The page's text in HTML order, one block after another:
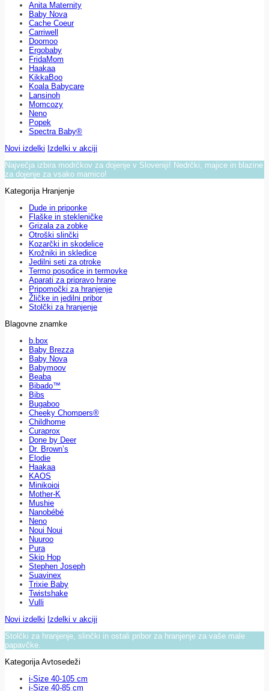
Anita Maternity
Baby Nova
Cache Coeur
Carriwell
Doomoo
Ergobaby
FridaMom
Haakaa
KikkaBoo
Koala Babycare
Lansinoh
Momcozy
Neno
Popek
Spectra Baby®
Novi izdelki Izdelki v akciji
Največja izbira modrčkov za dojenje v Sloveniji! Nedrčki, majice in blazine
za dojenje za vsako mamico!
Kategorija Hranjenje
Dude in priponke
Flaške in stekleničke
Grizala za zobke
Otroški slinčki
Kozarčki in skodelice
Krožniki in skledice
Jedilni seti za otroke
Termo posodice in termovke
Aparati za pripravo hrane
Pripomočki za hranjenje
Žličke in jedilni pribor
Stolčki za hranjenje
Blagovne znamke
b.box
Baby Brezza
Baby Nova
Babymoov
Beaba
Bibado™
Bibs
Bugaboo
Cheeky Chompers®
Childhome
Curaprox
Done by Deer
Dr. Brown’s
Elodie
Haakaa
KAOS
Minikoioi
Mother-K
Mushie
Nanobébé
Neno
Noui Noui
Nuuroo
Pura
Skip Hop
Stephen Joseph
Suavinex
Trixie Baby
Twistshake
Vulli
Novi izdelki Izdelki v akciji
Stolčki za hranjenje, slinčki in ostali pribor za hranjenje za vaše male
papavčke.
Kategorija Avtosedeži
i-Size 40-105 cm
i-Size 40-85 cm